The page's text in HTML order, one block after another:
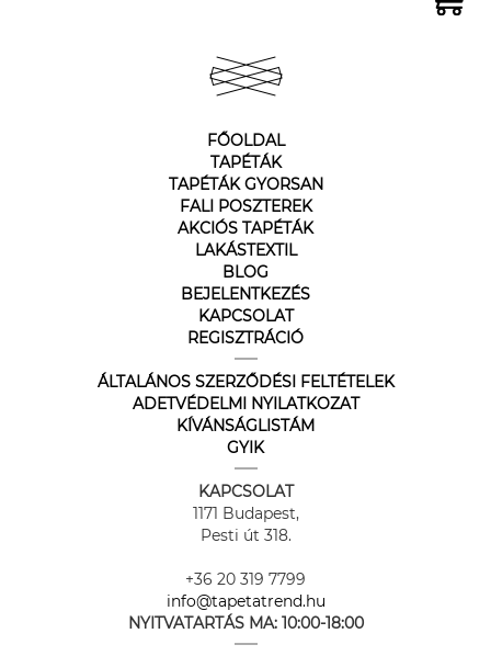
FŐOLDAL
TAPÉTÁK
TAPÉTÁK GYORSAN
FALI POSZTEREK
AKCIÓS TAPÉTÁK
LAKÁSTEXTIL
BLOG
BEJELENTKEZÉS
KAPCSOLAT
REGISZTRÁCIÓ
ÁLTALÁNOS SZERZŐDÉSI FELTÉTELEK
ADETVÉDELMI NYILATKOZAT
KÍVÁNSÁGLISTÁM
GYIK
KAPCSOLAT
1171 Budapest,
Pesti út 318.
+36 20 319 7799
info@tapetatrend.hu
NYITVATARTÁS MA: 10:00-18:00